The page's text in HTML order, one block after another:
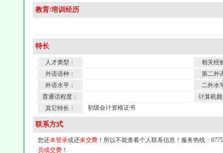
教育/培训经历
特长
人才类型：
相关经
外语语种：
第二外
外语水平：
二外水
普通话程度：
计算机
其它特长：
初级会计资格证书
联系方式
您还未登录或还未交费 ！所以不能查看个人联系信息！服务热线：
员或交费 ！